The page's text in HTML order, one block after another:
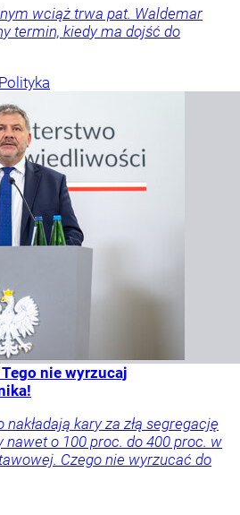
wciąż trwa pat. Waldemar
termin, kiedy ma dojść do
Polityka
nie wyrzucaj
kary za złą segregację
nawet o 100 proc. do 400 proc. w
Czego nie wyrzucać do